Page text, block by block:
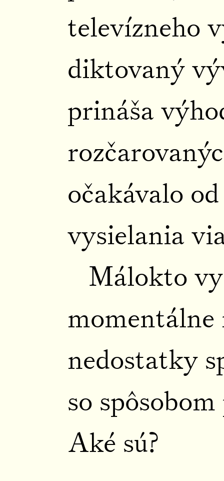
televízneho
diktovaný
prináša
očakávalo
vysielania
Málokto
nedostatky
so
Aké sú?